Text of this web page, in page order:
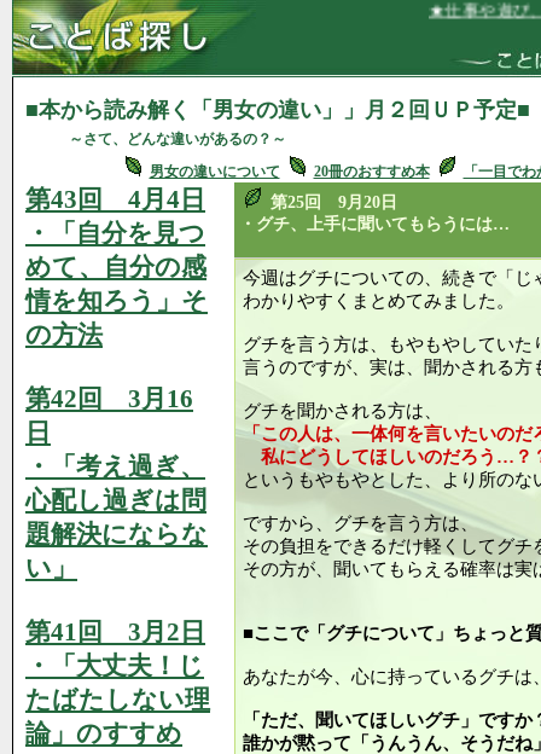
★仕事や遊び、家庭
■本から読み解く「男女の違い」」月２回ＵＰ予定■
～さて、どんな違いがあるの？～
男女の違いについて
20冊のおすすめ本 「一目で
第43回 4月4日
・「自分を見つ
めて、自分の感
情を知ろう」そ
の方法
第42回 3月16
日
・「考え過ぎ、
心配し過ぎは問
題解決にならな
い」
第41回 3月2日
・「大丈夫！じ
たばたしない理
論」のすすめ
第25回 9月20日
・グチ、上手に聞いてもらうには…
今週はグチについての、続きで「
わかりやすくまとめてみました。
グチを言う方は、もやもやしてい
言うのですが、実は、聞かされる方
グチを聞かされる方は、
「この人は、一体何を言いたいのだ
私にどうしてほしいのだろう…？
というもやもやとした、より所の
ですから、グチを言う方は、
その負担をできるだけ軽くしてグチ
その方が、聞いてもらえる確率は
■ここで「グチについて」ちょっと
あなたが今、心に持っているグチは
「ただ、聞いてほしいグチ」ですか
誰かが黙って「うんうん、そうだね